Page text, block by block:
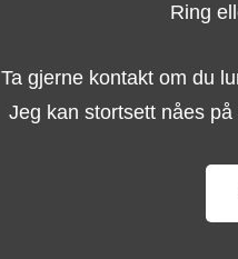
Ring
Ta gjerne kontakt om du
Jeg kan stortsett nåes